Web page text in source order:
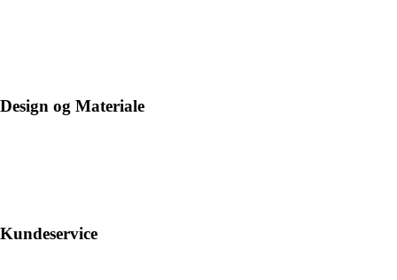
Design og Materiale
Kundeservice